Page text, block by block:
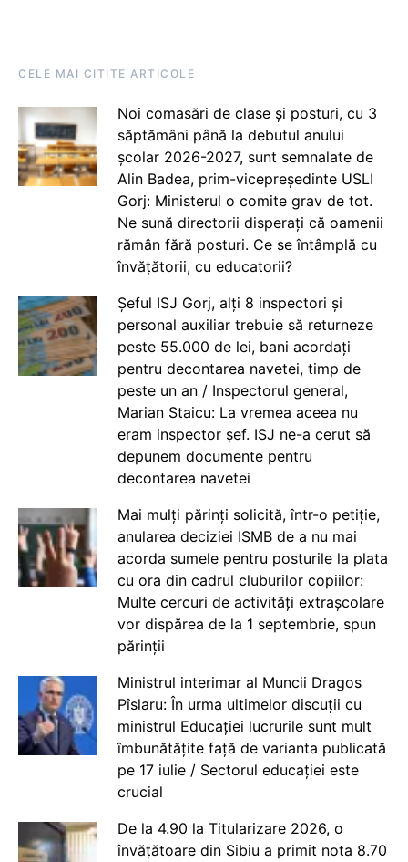
CELE MAI CITITE ARTICOLE
Noi comasări de clase și posturi, cu 3
săptămâni până la debutul anului
școlar 2026-2027, sunt semnalate de
Alin Badea, prim-vicepreședinte USLI
Gorj: Ministerul o comite grav de tot.
Ne sună directorii disperați că oamenii
rămân fără posturi. Ce se întâmplă cu
învățătorii, cu educatorii?
Șeful ISJ Gorj, alți 8 inspectori și
personal auxiliar trebuie să returneze
peste 55.000 de lei, bani acordați
pentru decontarea navetei, timp de
peste un an / Inspectorul general,
Marian Staicu: La vremea aceea nu
eram inspector șef. ISJ ne-a cerut să
depunem documente pentru
decontarea navetei
Mai mulți părinți solicită, într-o petiție,
anularea deciziei ISMB de a nu mai
acorda sumele pentru posturile la plata
cu ora din cadrul cluburilor copiilor:
Multe cercuri de activități extrașcolare
vor dispărea de la 1 septembrie, spun
părinții
Ministrul interimar al Muncii Dragos
Pîslaru: În urma ultimelor discuții cu
ministrul Educației lucrurile sunt mult
îmbunătățite față de varianta publicată
pe 17 iulie / Sectorul educației este
crucial
De la 4.90 la Titularizare 2026, o
învățătoare din Sibiu a primit nota 8.70